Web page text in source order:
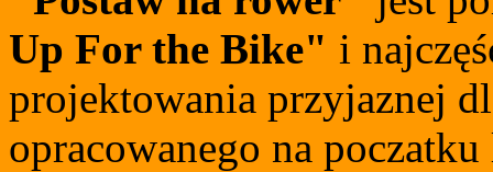
Up For the Bike" i
projektowania przyjaznej
opracowanego na